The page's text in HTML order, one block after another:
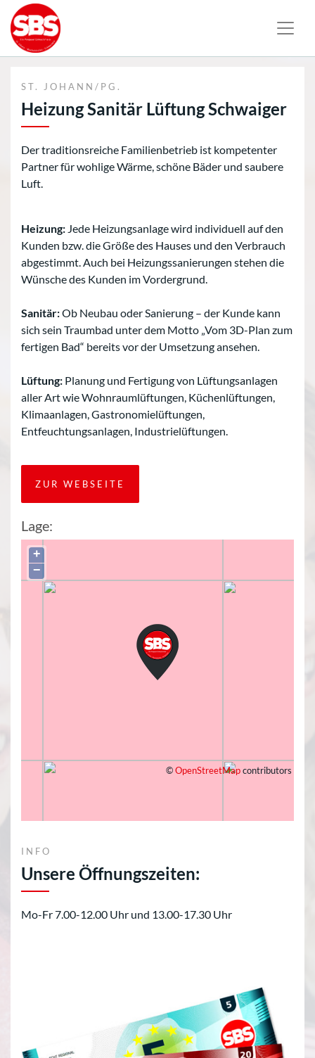
ST. JOHANN/PG.
Heizung Sanitär Lüftung Schwaiger
Der traditionsreiche Familienbetrieb ist kompetenter
Partner für wohlige Wärme, schöne Bäder und saubere
Luft.
Heizung: Jede Heizungsanlage wird individuell auf den
Kunden bzw. die Größe des Hauses und den Verbrauch
abgestimmt. Auch bei Heizungssanierungen stehen die
Wünsche des Kunden im Vordergrund.
Sanitär:Ob Neubau oder Sanierung – der Kunde kann
sich sein Traumbad unter dem Motto „Vom 3D-Plan zum
fertigen Bad“ bereits vor der Umsetzung ansehen.
Lüftung: Planung und Fertigung von Lüftungsanlagen
aller Art wie Wohnraumlüftungen, Küchenlüftungen,
Klimaanlagen, Gastronomielüftungen,
Entfeuchtungsanlagen, Industrielüftungen.
ZUR WEBSEITE
Lage:
+
−
©OpenStreetMapcontributors
INFO
Unsere Öffnungszeiten:
Mo-Fr 7.00-12.00 Uhr und 13.00-17.30 Uhr